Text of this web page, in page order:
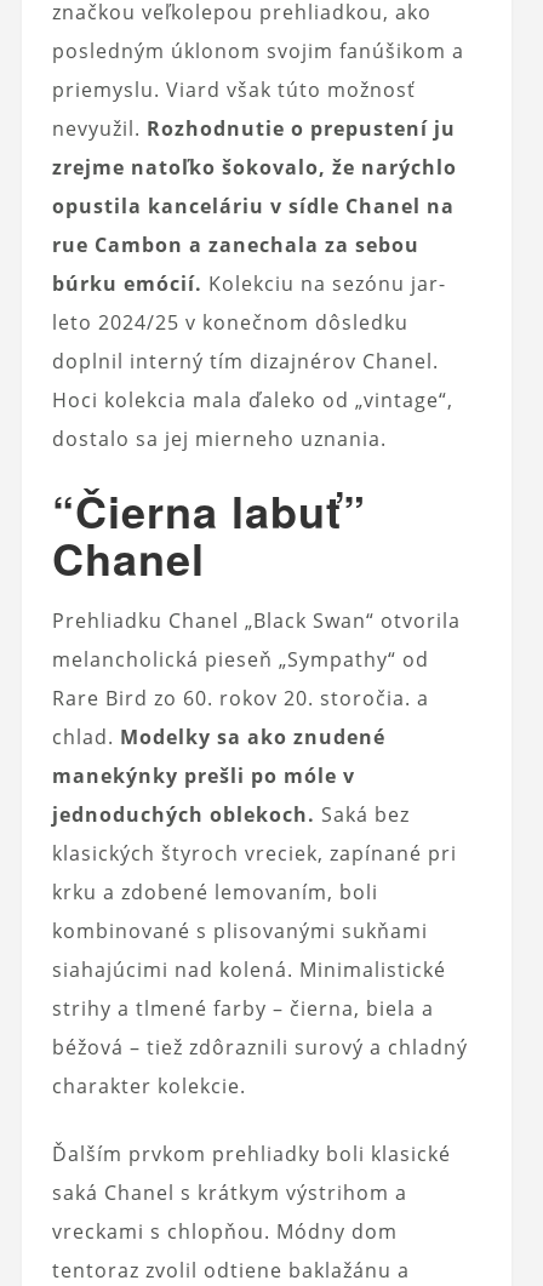
značkou veľkolepou prehliadkou, ako
posledným úklonom svojim fanúšikom a
priemyslu. Viard však túto možnosť
nevyužil. Rozhodnutie o prepustení ju
zrejme natoľko šokovalo, že narýchlo
opustila kanceláriu v sídle Chanel na
rue Cambon a zanechala za sebou
búrku emócií. Kolekciu na sezónu jar-
leto 2024/25 v konečnom dôsledku
doplnil interný tím dizajnérov Chanel.
Hoci kolekcia mala ďaleko od „vintage“,
dostalo sa jej mierneho uznania.
“Čierna labuť”
Chanel
Prehliadku Chanel „Black Swan“ otvorila
melancholická pieseň „Sympathy“ od
Rare Bird zo 60. rokov 20. storočia. a
chlad. Modelky sa ako znudené
manekýnky prešli po móle v
jednoduchých oblekoch. Saká bez
klasických štyroch vreciek, zapínané pri
krku a zdobené lemovaním, boli
kombinované s plisovanými sukňami
siahajúcimi nad kolená. Minimalistické
strihy a tlmené farby – čierna, biela a
béžová – tiež zdôraznili surový a chladný
charakter kolekcie.
Ďalším prvkom prehliadky boli klasické
saká Chanel s krátkym výstrihom a
vreckami s chlopňou. Módny dom
tentoraz zvolil odtiene baklažánu a